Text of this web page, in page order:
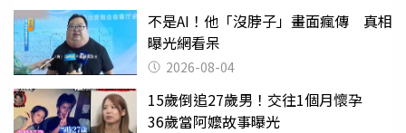
不是AI！他「沒脖子」畫面瘋傳 真相
曝光網看呆
2026-08-04
15歲倒追27歲男！交往1個月懷孕
36歲當阿嬤故事曝光